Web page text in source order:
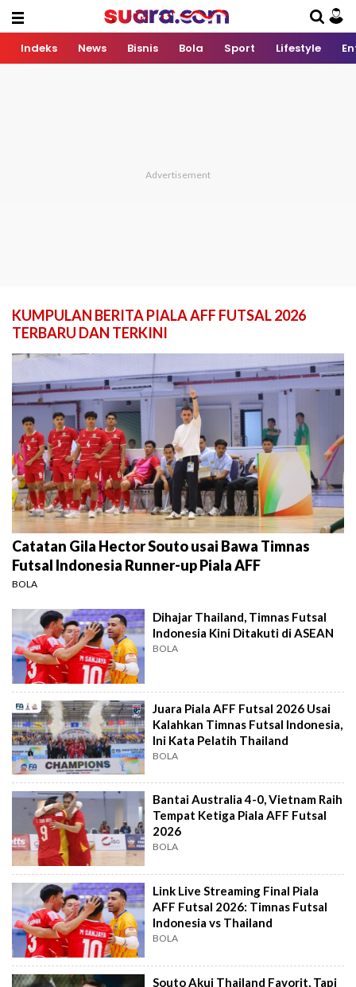
Indeks News Bisnis Bola Sport Lifestyle
KUMPULAN BERITA PIALA AFF FUTSAL 2026
TERBARU DAN TERKINI
Catatan Gila Hector Souto usai Bawa Timnas
Futsal Indonesia Runner-up Piala AFF
BOLA
Dihajar Thailand, Timnas Futsal
Indonesia Kini Ditakuti di ASEAN
BOLA
Juara Piala AFF Futsal 2026 Usai
Kalahkan Timnas Futsal Indonesia,
Ini Kata Pelatih Thailand
BOLA
Bantai Australia 4-0, Vietnam Raih
Tempat Ketiga Piala AFF Futsal
2026
BOLA
Link Live Streaming Final Piala
AFF Futsal 2026: Timnas Futsal
Indonesia vs Thailand
BOLA
Souto Akui Thailand Favorit, Tapi